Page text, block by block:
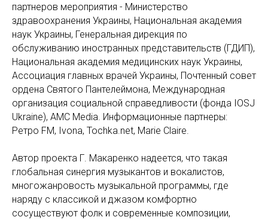
партнеров мероприятия - Министерство
здравоохранения Украины, Национальная академия
наук Украины, Генеральная дирекция по
обслуживанию иностранных представительств (ГДИП),
Национальная академия медицинских наук Украины,
Ассоциация главных врачей Украины, Почтенный совет
ордена Святого Пантелеймона, Международная
организация социальной справедливости (фонда IOSJ
Ukraine), AMC Media. Информационные партнеры:
Ретро FM, Ivona, Tochka.net, Marie Claire.
Автор проекта Г. Макаренко надеется, что такая
глобальная синергия музыкантов и вокалистов,
многожанровость музыкальной программы, где
наряду с классикой и джазом комфортно
сосуществуют фолк и современные композиции,